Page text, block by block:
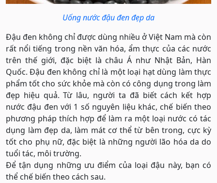
Uống nước đậu đen đẹp da
Đậu đen không chỉ được dùng nhiều ở Việt Nam mà còn
rất nổi tiếng trong nền văn hóa, ẩm thực của các nước
trên thế giới, đặc biệt là châu Á như Nhật Bản, Hàn
Quốc. Đậu đen không chỉ là một loại hạt dùng làm thực
phẩm tốt cho sức khỏe mà còn có công dụng trong làm
đẹp hiệu quả. Từ lâu, người ta đã biết cách kết hợp
nước đậu đen với 1 số nguyên liệu khác, chế biến theo
phương pháp thích hợp để làm ra một loại nước có tác
dụng làm đẹp da, làm mát cơ thể từ bên trong, cực kỳ
tốt cho phụ nữ, đặc biệt là những người lão hóa da do
tuổi tác, môi trường.
Để tận dụng những ưu điểm của loại đậu này, bạn có
thể chế biến theo cách sau.